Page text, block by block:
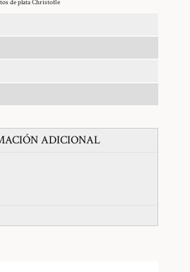
de plata Christofle
ADICIONAL